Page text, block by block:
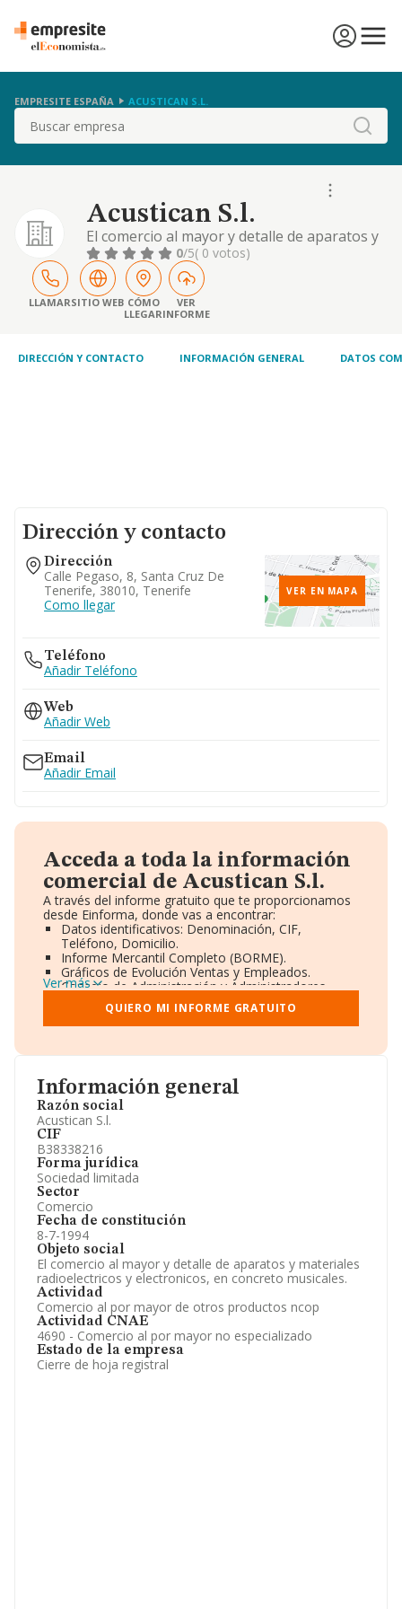
EMPRESITE ESPAÑA ACUSTICAN S.L.
Buscar
Acustican S.l.
El comercio al mayor y detalle de aparatos y
materiales radioelectricos y electronicos, en
concreto musicales.
0/5( 0 votos)
LLAMARSITIO WEB CÓMO
LLEGAR
VER
INFORME
DIRECCIÓN Y CONTACTO INFORMACIÓN GENERAL DATOS
Información general
Razón social
Acustican S.l.
CIF
B38338216
Forma jurídica
Sociedad limitada
Sector
Comercio
Fecha de constitución
8-7-1994
Objeto social
El comercio al mayor y detalle de aparatos y materiales
radioelectricos y electronicos, en concreto musicales.
Actividad
Comercio al por mayor de otros productos ncop
Actividad CNAE
4690 - Comercio al por mayor no especializado
Estado de la empresa
Cierre de hoja registral
Dirección y contacto
Dirección
Calle Pegaso, 8, Santa Cruz De
Tenerife, 38010, Tenerife
Como llegar
VER EN MAPA
Teléfono
Añadir Teléfono
Web
Añadir Web
Email
Añadir Email
Acceda a toda la información
comercial de Acustican S.l.
A través del informe gratuito que te proporcionamos
desde Einforma, donde vas a encontrar:
Datos identificativos: Denominación, CIF,
Teléfono, Domicilio.
Informe Mercantil Completo (BORME).
Gráficos de Evolución Ventas y Empleados.
Consejo de Administración y Administradores.
Directivos y Ejecutivos.
Accionistas.
Participaciones y Vinculaciones en otras empresas.
Información oficial y registral complementaria.
Ver más
QUIERO MI INFORME GRATUITO